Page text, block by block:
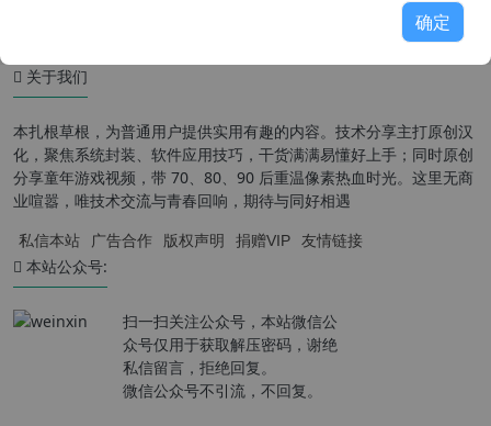
关于我们
本扎根草根，为普通用户提供实用有趣的内容。技术分享主打原创汉
化，聚焦系统封装、软件应用技巧，干货满满易懂好上手；同时原创
分享童年游戏视频，带 70、80、90 后重温像素热血时光。这里无商
业喧嚣，唯技术交流与青春回响，期待与同好相遇
私信本站 广告合作 版权声明 捐赠VIP 友情链接
本站公众号:
扫一扫关注公众号，本站微信公
众号仅用于获取解压密码，谢绝
私信留言，拒绝回复。
微信公众号不引流，不回复。
确定